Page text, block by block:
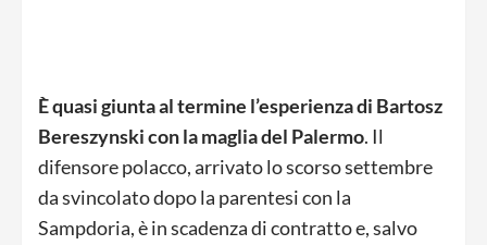
È quasi giunta al termine l’esperienza di Bartosz
Bereszynski con la maglia del Palermo. Il
difensore polacco, arrivato lo scorso settembre
da svincolato dopo la parentesi con la
Sampdoria, è in scadenza di contratto e, salvo